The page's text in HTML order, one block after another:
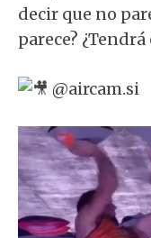
decir que no
parece?
@aircam.si